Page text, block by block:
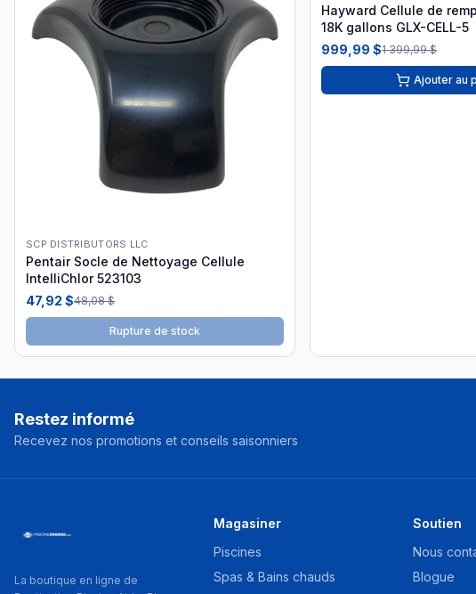
SCP DISTRIBUTORS LLC
Pentair Socle de Nettoyage Cellule
IntelliChlor 523103
47,92 $48,08 $
Rupture de stock
Hayward Cellule de
18K gallons GLX-CELL-5
999,99 $1 399,99 $
Ajouter au
Restez informé
Recevez nos promotions et conseils saisonniers
La boutique en ligne de
Magasiner
Piscines
Spas & Bains chauds
Soutien
Nous
Blogue